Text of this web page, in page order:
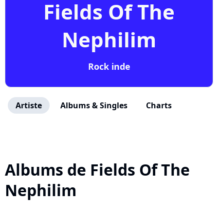
Fields Of The
Nephilim
Rock inde
Artiste Albums & Singles Charts
Albums de Fields Of The
Nephilim